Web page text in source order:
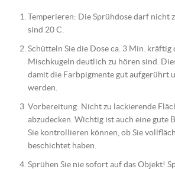
Temperieren: Die Sprühdose darf nicht
sind 20 C.
Schütteln Sie die Dose ca. 3 Min. kräftig
Mischkugeln deutlich zu hören sind.
damit die Farbpigmente gut aufgerührt
werden.
Vorbereitung: Nicht zu lackierende
abzudecken. Wichtig ist auch eine gute
Sie kontrollieren können, ob Sie
beschichtet haben.
Sprühen Sie nie sofort auf das Objekt!